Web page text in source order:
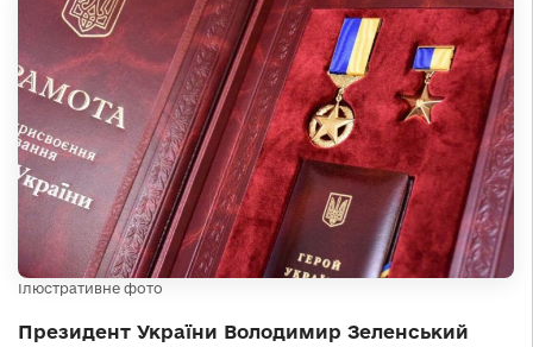
Ілюстративне фото
Президент України Володимир Зеленський